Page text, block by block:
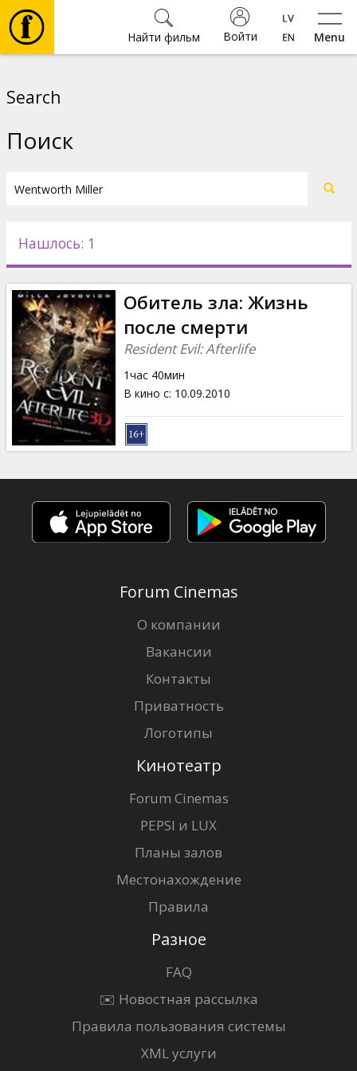
Menu
Войти
Найти фильм
Новости
Подарки
Кинозакуски
B2B
Клуб
Search
Поиск
Нашлось: 1
Обитель зла: Жизнь
после смерти
Resident Evil: Afterlife
1час 40мин
В кино с: 10.09.2010
Forum Cinemas
О компании
Вакансии
Контакты
Приватность
Логотипы
Кинотеатр
Forum Cinemas
PEPSI и LUX
Планы залов
Местонахождение
Правила
Разное
FAQ
✉️ Новостная рассылка
Правила пользования системы
XML услуги